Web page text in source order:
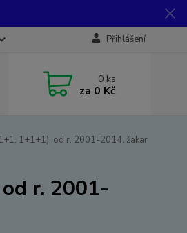
Přihlášení
0 ks
za 0 Kč
1+1+1), od r. 2001-2014, žakar
r. 2001-